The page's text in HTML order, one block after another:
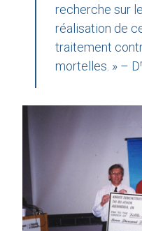
recherche sur
réalisation de
traitement
mortelles. » – D